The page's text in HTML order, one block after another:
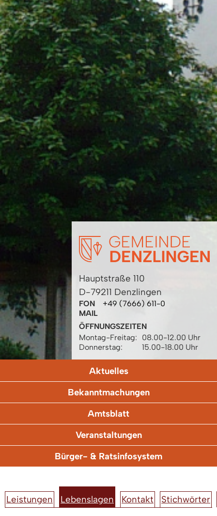
Hauptstraße 110
D-79211 Denzlingen
FON
+49 (7666) 611-0
MAIL
ÖFFNUNGSZEITEN
Montag-Freitag:
08.00-12.00 Uhr
Donnerstag:
15.00-18.00 Uhr
Aktuelles
Bekanntmachungen
Amtsblatt
Veranstaltungen
Bürger- & Ratsinfosystem
Leistungen Lebenslagen Kontakt Stichwörter